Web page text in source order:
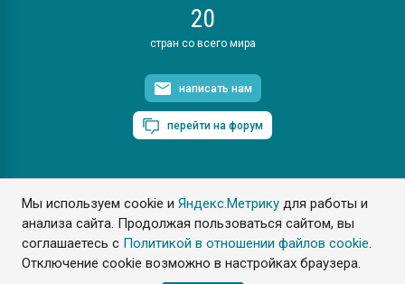
Мы используем cookie иЯндекс.Метрику для работы и
анализа сайта. Продолжая пользоваться сайтом, вы
соглашаетесь с Политикой в отношении файлов cookie.
Отключение cookie возможно в настройках браузера.
20
стран со всего мира
написать нам
перейти на форум
ПластЭксперт © 2006. Все права защищены
Разрешается копирование материалов сайта с обязательной
ссылкой на www.e-plastic.ru
Разработка сайта